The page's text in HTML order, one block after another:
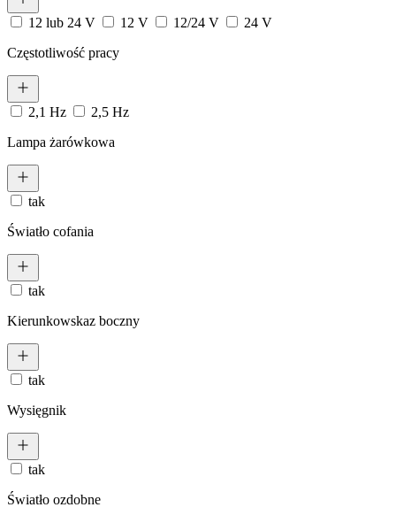
12 lub 24 V 12 V 12/24 V
24 V
Częstotliwość pracy
2,1 Hz
2,5 Hz
Lampa żarówkowa
tak
Światło cofania
tak
Kierunkowskaz boczny
tak
Wysięgnik
tak
Światło ozdobne